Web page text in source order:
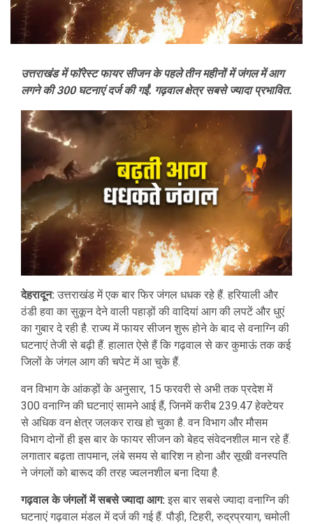
उत्तराखंड में फॉरेस्ट फायर सीजन के पहले तीन महीनों में जंगल में आग
लगने की 300 घटनाएं दर्ज की गईं. गढ़वाल क्षेत्र सबसे ज्यादा प्रभावित.
देहरादून: उत्तराखंड में एक बार फिर जंगल धधक रहे हैं. हरियाली और
ठंडी हवा का सुकून देने वाली पहाड़ों की वादियां आग की लपटें और धुएं
का गुबार दे रही है. राज्य में फायर सीजन शुरू होने के बाद से वनाग्नि की
घटनाएं तेजी से बढ़ी हैं. हालात ऐसे हैं कि गढ़वाल से कर कुमाऊं तक कई
जिलों के जंगल आग की चपेट में आ चुके हैं.
वन विभाग के आंकड़ों के अनुसार, 15 फरवरी से अभी तक प्रदेश में
300 वनाग्नि की घटनाएं सामने आई हैं, जिनमें करीब 239.47 हेक्टेयर
से अधिक वन क्षेत्र जलकर राख हो चुका है. वन विभाग और मौसम
विभाग दोनों ही इस बार के फायर सीजन को बेहद संवेदनशील मान रहे हैं.
लगातार बढ़ता तापमान, लंबे समय से बारिश न होना और सूखी वनस्पति
ने जंगलों को बारूद की तरह ज्वलनशील बना दिया है.
गढ़वाल के जंगलों में सबसे ज्यादा आग: इस बार सबसे ज्यादा वनाग्नि की
घटनाएं गढ़वाल मंडल में दर्ज की गई हैं. पौड़ी, टिहरी, रुद्रप्रयाग, चमोली